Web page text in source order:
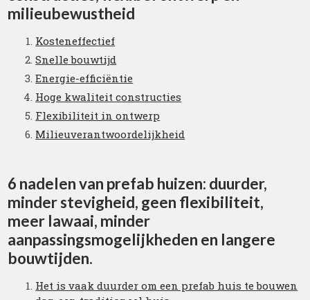
milieubewustheid
Kosteneffectief
Snelle bouwtijd
Energie-efficiëntie
Hoge kwaliteit constructies
Flexibiliteit in ontwerp
Milieuverantwoordelijkheid
6 nadelen van prefab huizen: duurder,
minder stevigheid, geen flexibiliteit,
meer lawaai, minder
aanpassingsmogelijkheden en langere
bouwtijden.
Het is vaak duurder om een prefab huis te bouwen